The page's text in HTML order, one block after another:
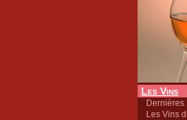
Les Vins
Dernières
Les Vins